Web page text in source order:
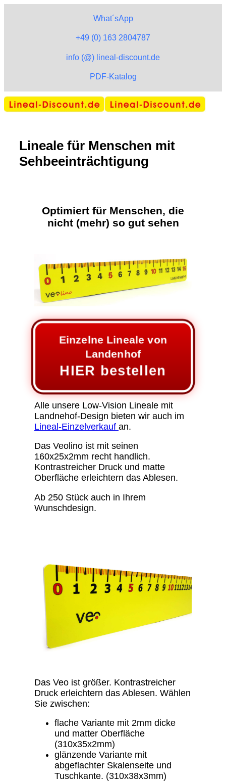
What´sApp
+49 (0) 163 2804787
info (@) lineal-discount.de
PDF-Katalog
Lineale für Menschen mit
Sehbeeinträchtigung
Optimiert für Menschen, die
nicht (mehr) so gut sehen
Einzelne Lineale von
Landenhof
HIER bestellen
Alle unsere Low-Vision Lineale mit
Landnehof-Design bieten wir auch im
Lineal-Einzelverkauf an.
Das Veolino ist mit seinen
160x25x2mm recht handlich.
Kontrastreicher Druck und matte
Oberfläche erleichtern das Ablesen.
Ab 250 Stück auch in Ihrem
Wunschdesign.
Das Veo ist größer. Kontrastreicher
Druck erleichtern das Ablesen. Wählen
Sie zwischen:
flache Variante mit 2mm dicke
und matter Oberfläche
(310x35x2mm)
glänzende Variante mit
abgeflachter Skalenseite und
Tuschkante. (310x38x3mm)